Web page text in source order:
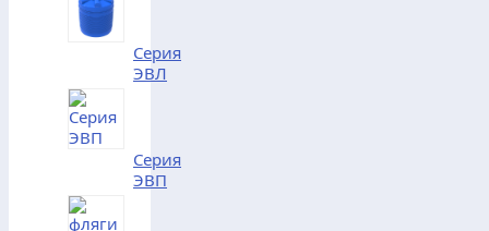
Серия
ЭВЛ
Серия
ЭВП